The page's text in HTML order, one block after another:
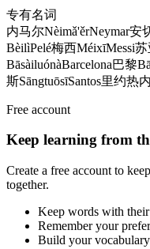
专有名词
内马尔Nèimǎ'ěrNeymar安
BèilìPelé梅西MéixīMessi苏
BāsàiluónàBarcelona巴黎
斯SāngtuōsīSantos里约热
Free account
Keep learning from
Create a free account to
together.
Keep words with
Remember your
Build your